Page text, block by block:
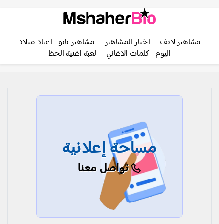
مشاهير لايف اخبار المشاهير مشاهير بايو
اعياد ميلاد
اليوم
كلمات الاغاني لعبة اغنية الحظ
مساحة إعلانية
تواصل معنا